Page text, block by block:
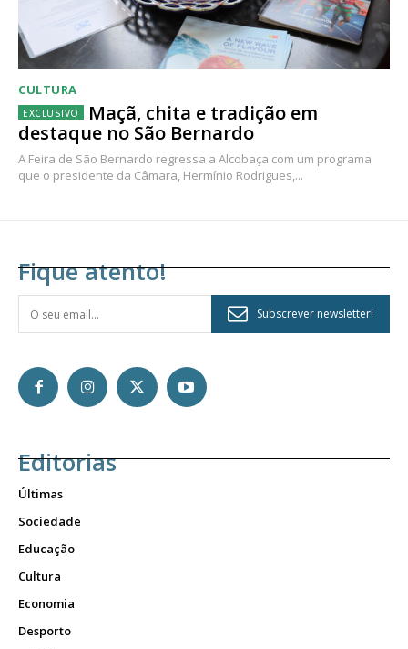
CULTURA
Maçã, chita e tradição em
destaque no São Bernardo
A Feira de São Bernardo regressa a Alcobaça com um programa
que o presidente da Câmara, Hermínio Rodrigues,...
Fique atento!
Subscrever newsletter!
Editorias
Últimas
Sociedade
Educação
Cultura
Economia
Desporto